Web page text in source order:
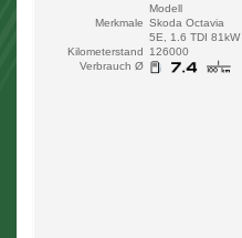
Modell
Merkmale Skoda Octavia
5E, 1.6 TDI 81kW
Kilometerstand
126000
Verbrauch Ø